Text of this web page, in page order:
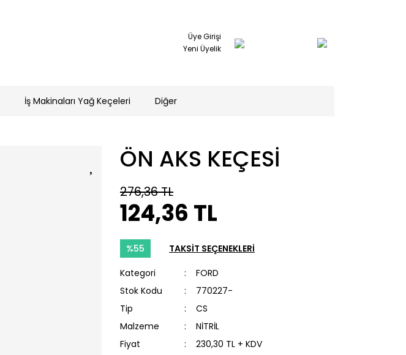
Üye Girişi
Yeni Üyelik
İş Makinaları Yağ Keçeleri Diğer
ÖN AKS KEÇESİ
276,36 TL
124,36 TL
%55 TAKSİT SEÇENEKLERİ
Kategori
FORD
Stok Kodu
770227-
Tip
CS
Malzeme
NİTRİL
Fiyat
230,30 TL + KDV